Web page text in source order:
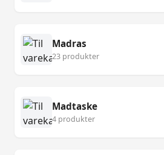
Madras
23 produkter
Madtaske
4 produkter